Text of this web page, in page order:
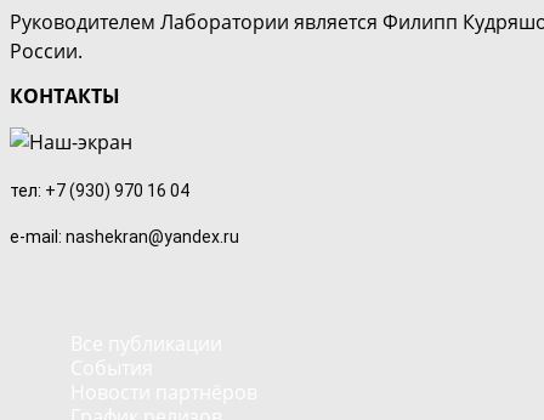
Руководителем Лаборатории является Филипп
России.
КОНТАКТЫ
тел: +7 (930) 970 16 04
e-mail: nashekran@yandex.ru